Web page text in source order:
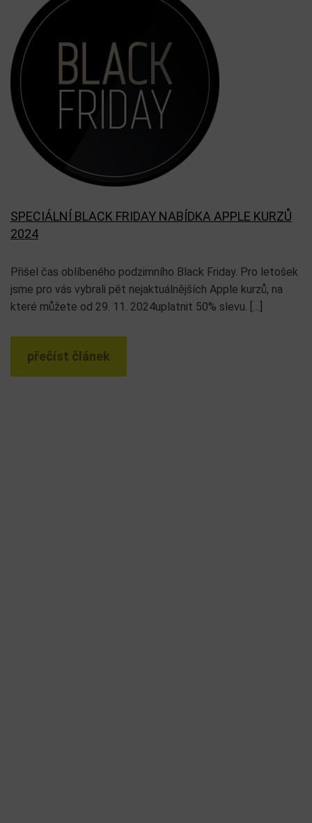
SPECIÁLNÍ BLACK FRIDAY NABÍDKA APPLE KURZŮ
2024
Přišel čas oblíbeného podzimního Black Friday. Pro letošek
jsme pro vás vybrali pět nejaktuálnějších Apple kurzů, na
které můžete od 29. 11. 2024uplatnit 50% slevu. […]
přečíst článek